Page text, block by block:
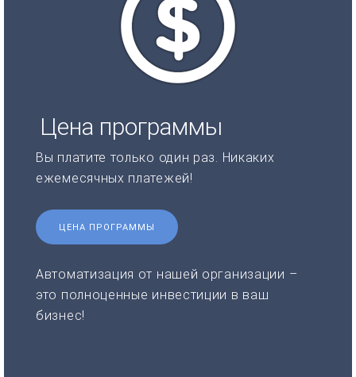
Цена программы
Вы платите только один раз. Никаких
ежемесячных платежей!
ЦЕНА ПРОГРАММЫ
Автоматизация от нашей организации –
это полноценные инвестиции в ваш
бизнес!